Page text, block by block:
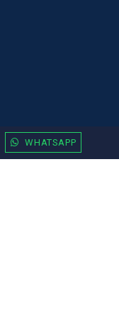
WHATSAPP